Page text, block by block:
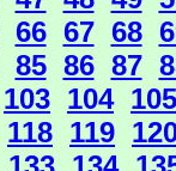
66 67 68
85 86 87
103 104 105
118 119